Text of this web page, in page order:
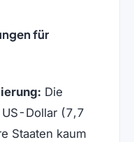
für
Die
Dollar (7,7
Staaten kaum